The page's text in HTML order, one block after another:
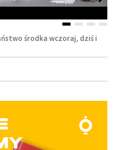
środka wczoraj, dziś i